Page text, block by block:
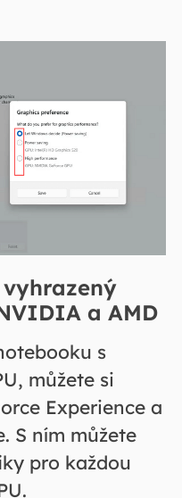
a AMD
s
můžete si
Experience a
S ním můžete
pro každou